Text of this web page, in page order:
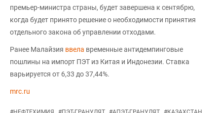
премьер-министра страны, будет завершена к сентябрю,
когда будет принято решение о необходимости принятия
отдельного закона об управлении отходами.
Ранее Малайзия ввела временные антидемпинговые
пошлины на импорт ПЭТ из Китая и Индонезии. Ставка
варьируется от 6,33 до 37,44%.
mrc.ru